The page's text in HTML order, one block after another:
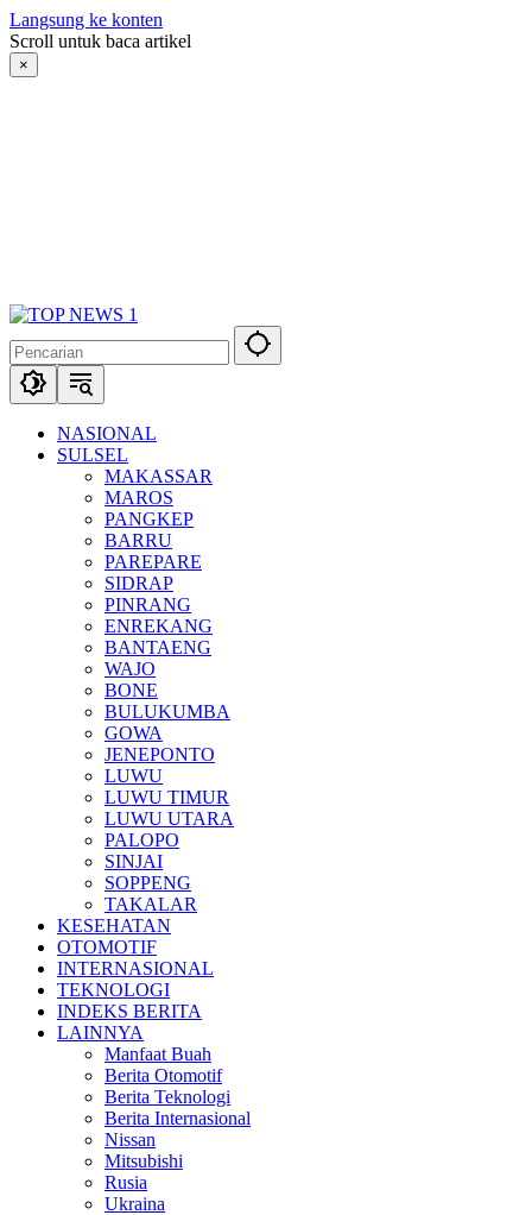
Langsung ke konten
Scroll untuk baca artikel
×
NASIONAL
SULSEL
MAKASSAR
MAROS
PANGKEP
BARRU
PAREPARE
SIDRAP
PINRANG
ENREKANG
BANTAENG
WAJO
BONE
BULUKUMBA
GOWA
JENEPONTO
LUWU
LUWU TIMUR
LUWU UTARA
PALOPO
SINJAI
SOPPENG
TAKALAR
KESEHATAN
OTOMOTIF
INTERNASIONAL
TEKNOLOGI
INDEKS BERITA
LAINNYA
Manfaat Buah
Berita Otomotif
Berita Teknologi
Berita Internasional
Nissan
Mitsubishi
Rusia
Ukraina